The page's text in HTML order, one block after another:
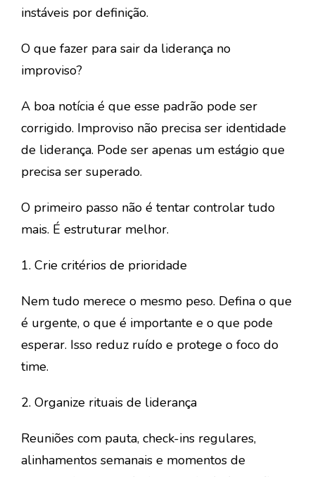
instáveis por definição.
O que fazer para sair da liderança no
improviso?
A boa notícia é que esse padrão pode ser
corrigido. Improviso não precisa ser identidade
de liderança. Pode ser apenas um estágio que
precisa ser superado.
O primeiro passo não é tentar controlar tudo
mais. É estruturar melhor.
1. Crie critérios de prioridade
Nem tudo merece o mesmo peso. Defina o que
é urgente, o que é importante e o que pode
esperar. Isso reduz ruído e protege o foco do
time.
2. Organize rituais de liderança
Reuniões com pauta, check-ins regulares,
alinhamentos semanais e momentos de